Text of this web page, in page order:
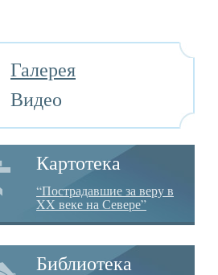
Галерея
Видео
Картотека
“Пострадавшие за веру в
XX веке на Севере”
Библиотека